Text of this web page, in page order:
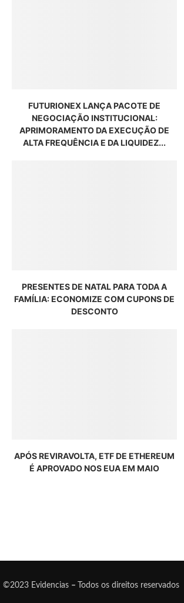
FUTURIONEX LANÇA PACOTE DE
NEGOCIAÇÃO INSTITUCIONAL:
APRIMORAMENTO DA EXECUÇÃO DE
ALTA FREQUÊNCIA E DA LIQUIDEZ...
PRESENTES DE NATAL PARA TODA A
FAMÍLIA: ECONOMIZE COM CUPONS DE
DESCONTO
APÓS REVIRAVOLTA, ETF DE ETHEREUM
É APROVADO NOS EUA EM MAIO
©2023 Evidencias – Todos os direitos reservados